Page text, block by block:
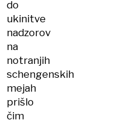
do
ukinitve
nadzorov
na
notranjih
schengenskih
mejah
prišlo
čim